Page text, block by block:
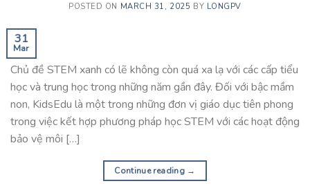
POSTED ON MARCH 31, 2025 BY LONGPV
31
Mar
Chủ đề STEM xanh có lẽ không còn quá xa lạ với các cấp tiểu
học và trung học trong những năm gần đây. Đối với bậc mầm
non, KidsEdu là một trong những đơn vị giáo dục tiên phong
trong việc kết hợp phương pháp học STEM với các hoạt động
bảo vệ môi […]
Continue reading →